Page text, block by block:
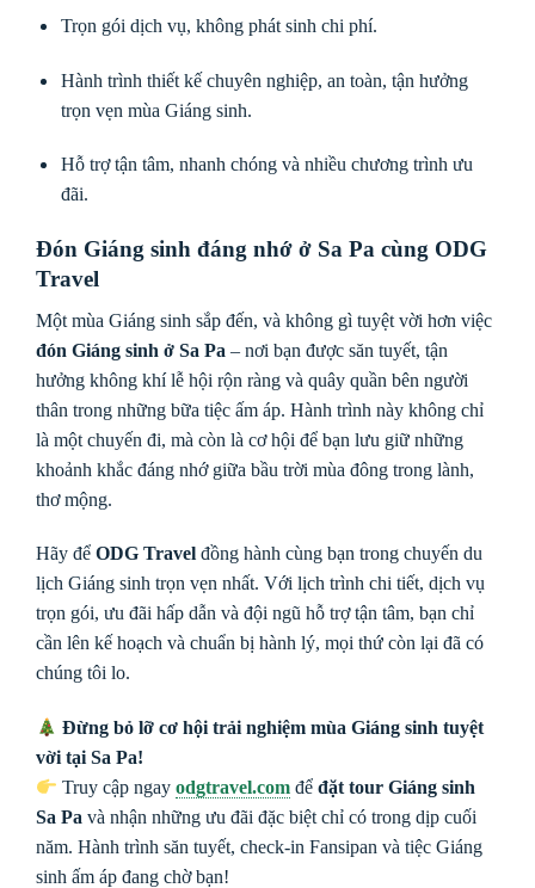
Trọn gói dịch vụ, không phát sinh chi phí.
Hành trình thiết kế chuyên nghiệp, an toàn, tận hưởng
trọn vẹn mùa Giáng sinh.
Hỗ trợ tận tâm, nhanh chóng và nhiều chương trình ưu
đãi.
Đón Giáng sinh đáng nhớ ở Sa Pa cùng ODG
Travel
Một mùa Giáng sinh sắp đến, và không gì tuyệt vời hơn việc
đón Giáng sinh ở Sa Pa – nơi bạn được săn tuyết, tận
hưởng không khí lễ hội rộn ràng và quây quần bên người
thân trong những bữa tiệc ấm áp. Hành trình này không chỉ
là một chuyến đi, mà còn là cơ hội để bạn lưu giữ những
khoảnh khắc đáng nhớ giữa bầu trời mùa đông trong lành,
thơ mộng.
Hãy để ODG Travel đồng hành cùng bạn trong chuyến du
lịch Giáng sinh trọn vẹn nhất. Với lịch trình chi tiết, dịch vụ
trọn gói, ưu đãi hấp dẫn và đội ngũ hỗ trợ tận tâm, bạn chỉ
cần lên kế hoạch và chuẩn bị hành lý, mọi thứ còn lại đã có
chúng tôi lo.
Đừng bỏ lỡ cơ hội trải nghiệm mùa Giáng sinh tuyệt
vời tại Sa Pa!
Truy cập ngayodgtravel.com đểđặt tour Giáng sinh
Sa Pa và nhận những ưu đãi đặc biệt chỉ có trong dịp cuối
năm. Hành trình săn tuyết, check-in Fansipan và tiệc Giáng
sinh ấm áp đang chờ bạn!